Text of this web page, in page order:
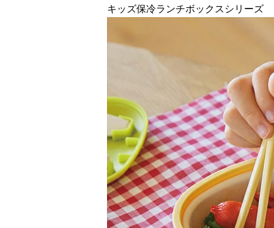
キッズ保冷ランチボックスシリーズ